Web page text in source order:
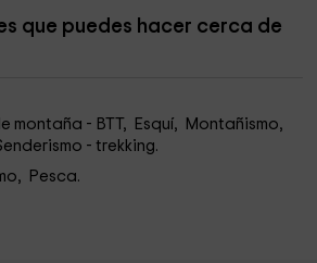
que puedes hacer cerca de
montaña - BTT, Esquí, Montañismo,
- trekking.
Pesca.